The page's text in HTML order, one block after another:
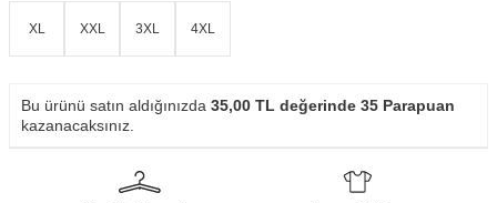
XL XXL 3XL 4XL
Bu ürünü satın aldığınızda 35,00 TL değerinde 35 Parapuan
kazanacaksınız.